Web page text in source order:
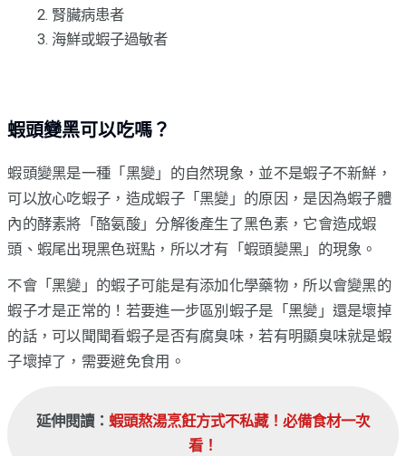
腎臟病患者
海鮮或蝦子過敏者
蝦頭變黑可以吃嗎？
蝦頭變黑是一種「黑變」的自然現象，並不是蝦子不新鮮，
可以放心吃蝦子，造成蝦子「黑變」的原因，是因為蝦子體
內的酵素將「酪氨酸」分解後產生了黑色素，它會造成蝦
頭、蝦尾出現黑色斑點，所以才有「蝦頭變黑」的現象。
不會「黑變」的蝦子可能是有添加化學藥物，所以會變黑的
蝦子才是正常的！若要進一步區別蝦子是「黑變」還是壞掉
的話，可以聞聞看蝦子是否有腐臭味，若有明顯臭味就是蝦
子壞掉了，需要避免食用。
延伸閱讀： 蝦頭熬湯烹飪方式不私藏！必備食材一次
看！